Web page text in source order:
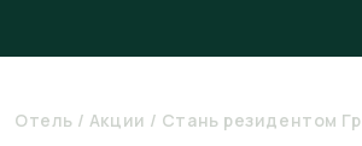
Отель Акции Стань резидентом